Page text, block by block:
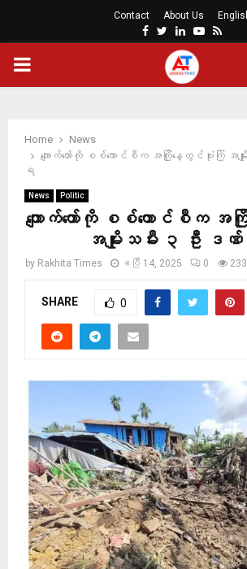
Contact About Us
Facebook
Twitter
LinkedinYoutube
Rss
PRIMARY
Home
News
ကျောက်တော်ကို စစ်ကောင်စီက အကြိုနေ့တွင်ဗုံးကြဲ အမ
ရ
News Politic
ကျောက်တော်ကို စစ်ကောင်စီက အ
အမျိုးသမီး ၃ ဦး ဒ
by Rakhita Times ဧပြီ 14, 2025 0 233
SHARE 0